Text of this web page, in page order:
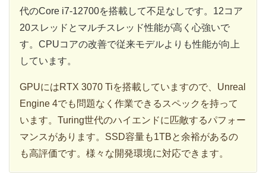
代のCore i7-12700を搭載して不足なしです。12コア
20スレッドとマルチスレッド性能が高く心強いで
す。CPUコアの改善で従来モデルよりも性能が向上
しています。
GPUにはRTX 3070 Tiを搭載していますので、Unreal
Engine 4でも問題なく作業できるスペックを持って
います。Turing世代のハイエンドに匹敵するパフォー
マンスがあります。SSD容量も1TBと余裕があるの
も高評価です。様々な開発環境に対応できます。